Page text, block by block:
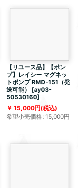
【リユース品】【ポン
プ】レイシー マグネッ
トポンプ RMD-151（発
送可能）
[ay03-
50530160]
15,000円(税込)
希望小売価格: 15,000円